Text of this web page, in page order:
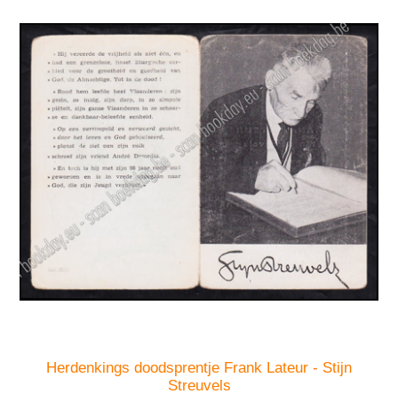
Herdenkings doodsprentje Frank Lateur - Stijn
Streuvels